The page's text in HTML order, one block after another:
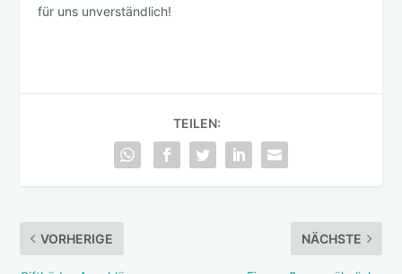
für uns unverständlich!
TEILEN:
VORHERIGE NÄCHSTE